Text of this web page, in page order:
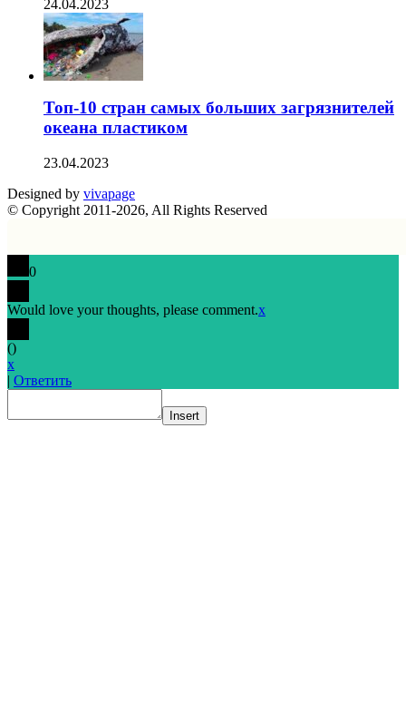
24.04.2023
Топ-10 стран самых больших загрязнителей
океана пластиком
23.04.2023
Designed by vivapage
© Copyright 2011-2026, All Rights Reserved
0
Would love your thoughts, please comment.x
()
x
| Ответить
Insert